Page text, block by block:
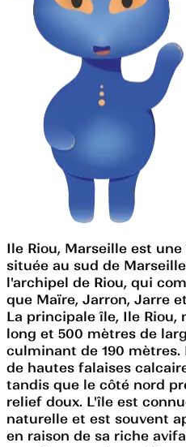
Ile Riou, Marseille est
située au sud de
l'archipel de Riou, qui
que Maïre, Jarron, Jarre
La principale île, Ile Riou,
long et 500 mètres de
culminant de 190
de hautes falaises
tandis que le côté nord
relief doux. L'île est
naturelle et est souvent
en raison de sa riche